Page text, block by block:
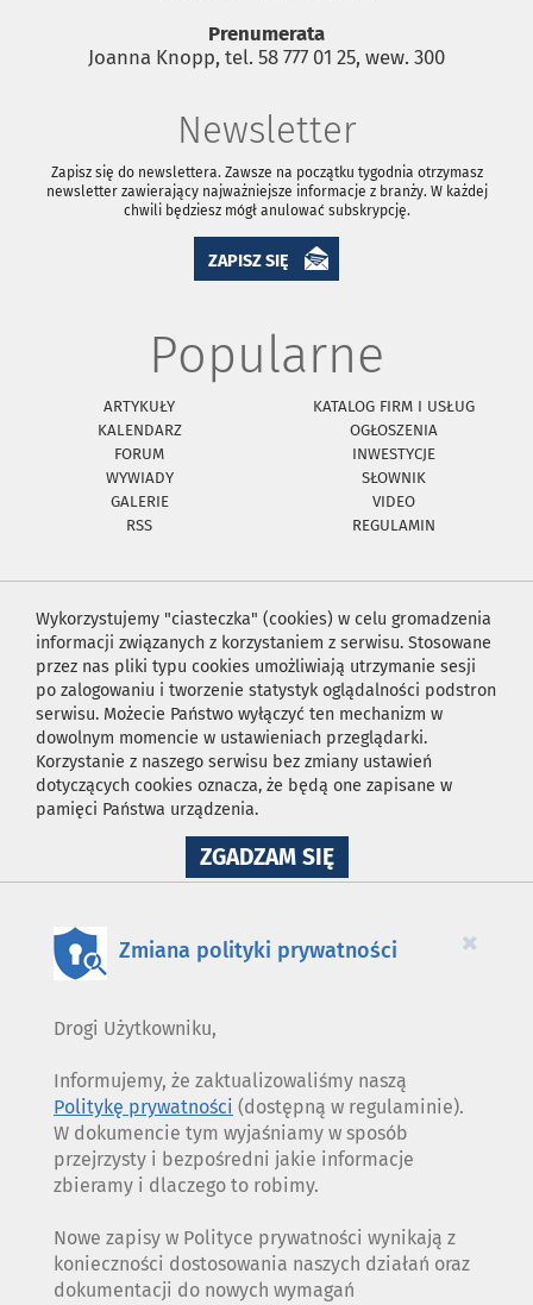
Prenumerata
Joanna Knopp, tel. 58 777 01 25, wew. 300
Newsletter
Zapisz się do newslettera. Zawsze na początku tygodnia otrzymasz
newsletter zawierający najważniejsze informacje z branży. W każdej
chwili będziesz mógł anulować subskrypcję.
ZAPISZ SIĘ
Popularne
ARTYKUŁY
KATALOG FIRM I USŁUG
KALENDARZ
OGŁOSZENIA
FORUM
INWESTYCJE
WYWIADY
SŁOWNIK
GALERIE
VIDEO
RSS
REGULAMIN
Wykorzystujemy "ciasteczka" (cookies) w celu gromadzenia
informacji związanych z korzystaniem z serwisu. Stosowane
przez nas pliki typu cookies umożliwiają utrzymanie sesji
po zalogowaniu i tworzenie statystyk oglądalności podstron
serwisu. Możecie Państwo wyłączyć ten mechanizm w
dowolnym momencie w ustawieniach przeglądarki.
Korzystanie z naszego serwisu bez zmiany ustawień
dotyczących cookies oznacza, że będą one zapisane w
pamięci Państwa urządzenia.
ZGADZAM SIĘNA
WYKORZYSTANIE
×
Zmiana polityki prywatności
Drogi Użytkowniku,
Informujemy, że zaktualizowaliśmy naszą
Politykę prywatności (dostępną w regulaminie).
W dokumencie tym wyjaśniamy w sposób
przejrzysty i bezpośredni jakie informacje
zbieramy i dlaczego to robimy.
Nowe zapisy w Polityce prywatności wynikają z
konieczności dostosowania naszych działań oraz
dokumentacji do nowych wymagań